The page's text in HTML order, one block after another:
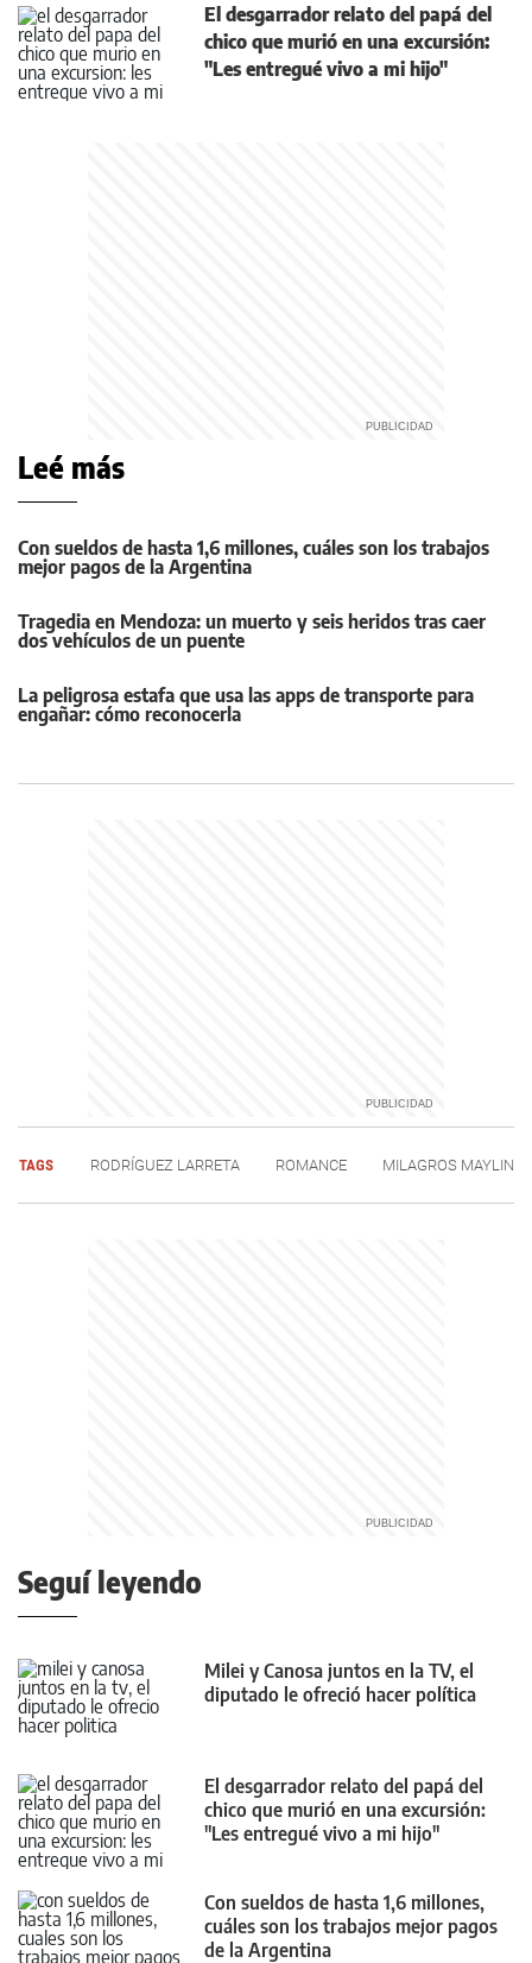
El desgarrador relato del papá del
chico que murió en una excursión:
"Les entregué vivo a mi hijo"
Leé más
Con sueldos de hasta 1,6 millones, cuáles son los trabajos
mejor pagos de la Argentina
Tragedia en Mendoza: un muerto y seis heridos tras caer
dos vehículos de un puente
La peligrosa estafa que usa las apps de transporte para
engañar: cómo reconocerla
TAGS RODRÍGUEZ LARRETA ROMANCE MILAGROS MAYLIN
Seguí leyendo
Milei y Canosa juntos en la TV, el
diputado le ofreció hacer política
El desgarrador relato del papá del
chico que murió en una excursión:
"Les entregué vivo a mi hijo"
Con sueldos de hasta 1,6 millones,
cuáles son los trabajos mejor pagos
de la Argentina